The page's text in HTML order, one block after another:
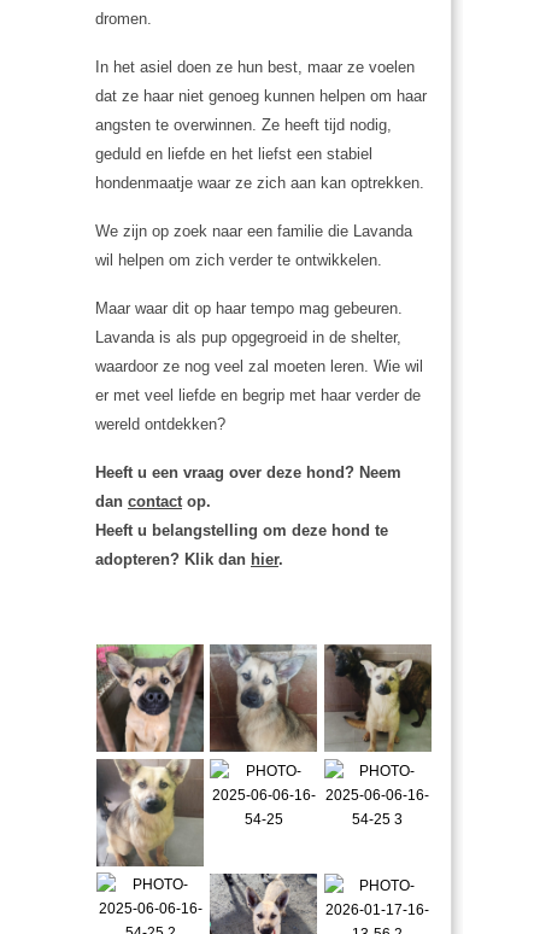
dromen.
In het asiel doen ze hun best, maar ze voelen
dat ze haar niet genoeg kunnen helpen om haar
angsten te overwinnen. Ze heeft tijd nodig,
geduld en liefde en het liefst een stabiel
hondenmaatje waar ze zich aan kan optrekken.
We zijn op zoek naar een familie die Lavanda
wil helpen om zich verder te ontwikkelen.
Maar waar dit op haar tempo mag gebeuren.
Lavanda is als pup opgegroeid in de shelter,
waardoor ze nog veel zal moeten leren. Wie wil
er met veel liefde en begrip met haar verder de
wereld ontdekken?
Heeft u een vraag over deze hond? Neem
dan contactop.
Heeft u belangstelling om deze hond te
adopteren? Klik dan hier.